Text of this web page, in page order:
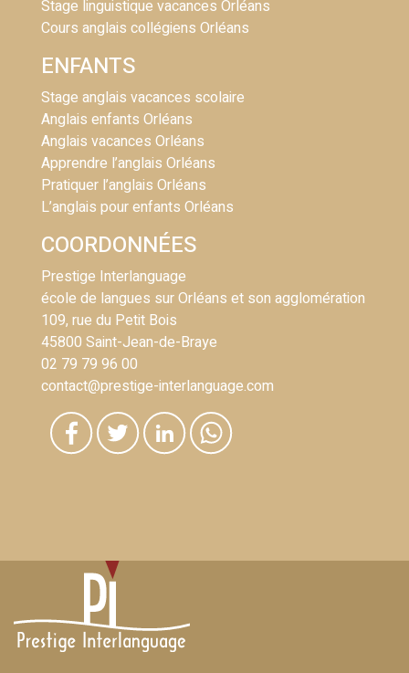
Stage linguistique vacances Orléans
Cours anglais collégiens Orléans
ENFANTS
Stage anglais vacances scolaire
Anglais enfants Orléans
Anglais vacances Orléans
Apprendre l’anglais Orléans
Pratiquer l’anglais Orléans
L’anglais pour enfants Orléans
COORDONNÉES
Prestige Interlanguage
école de langues sur Orléans et son agglomération
109, rue du Petit Bois
45800 Saint-Jean-de-Braye
02 79 79 96 00
contact@prestige-interlanguage.com